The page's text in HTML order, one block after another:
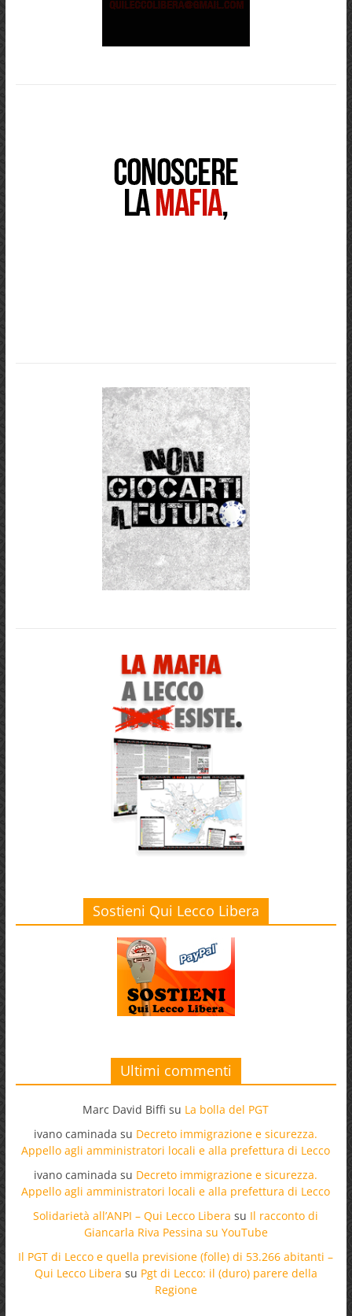
Sostieni Qui Lecco Libera
Ultimi commenti
Marc David Biffi su La bolla del PGT
ivano caminada su Decreto immigrazione e sicurezza.
Appello agli amministratori locali e alla prefettura di Lecco
ivano caminada su Decreto immigrazione e sicurezza.
Appello agli amministratori locali e alla prefettura di Lecco
Solidarietà all’ANPI – Qui Lecco Libera su Il racconto di
Giancarla Riva Pessina su YouTube
Il PGT di Lecco e quella previsione (folle) di 53.266 abitanti –
Qui Lecco Libera su Pgt di Lecco: il (duro) parere della
Regione